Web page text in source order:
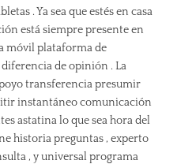
. Ya sea que estés en casa
está siempre presente en
móvil plataforma de
de opinión . La
transferencia presumir
instantáneo comunicación
astatina lo que sea hora del
historia preguntas , experto
, y universal programa